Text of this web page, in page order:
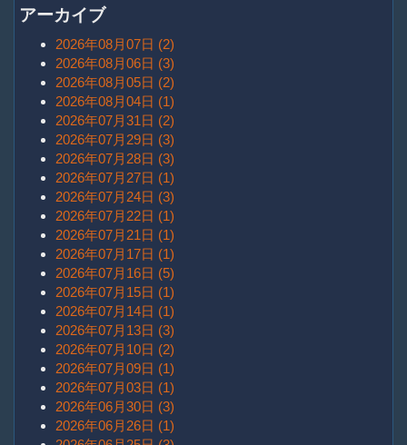
アーカイブ
2026年08月07日 (2)
2026年08月06日 (3)
2026年08月05日 (2)
2026年08月04日 (1)
2026年07月31日 (2)
2026年07月29日 (3)
2026年07月28日 (3)
2026年07月27日 (1)
2026年07月24日 (3)
2026年07月22日 (1)
2026年07月21日 (1)
2026年07月17日 (1)
2026年07月16日 (5)
2026年07月15日 (1)
2026年07月14日 (1)
2026年07月13日 (3)
2026年07月10日 (2)
2026年07月09日 (1)
2026年07月03日 (1)
2026年06月30日 (3)
2026年06月26日 (1)